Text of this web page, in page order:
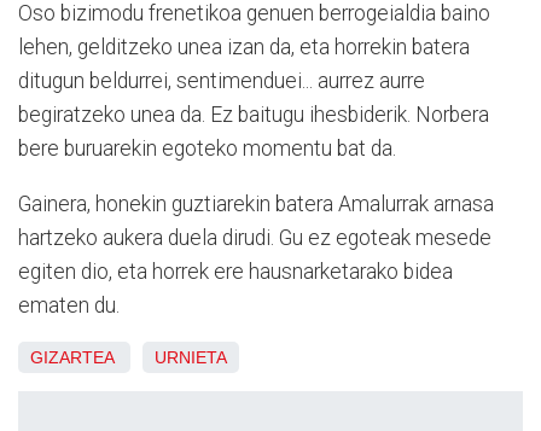
Oso bizimodu frenetikoa genuen berrogeialdia baino
lehen, gelditzeko unea izan da, eta horrekin batera
ditugun beldurrei, sentimenduei... aurrez aurre
begiratzeko unea da. Ez baitugu ihesbiderik. Norbera
bere buruarekin egoteko momentu bat da.
Gainera, honekin guztiarekin batera Amalurrak arnasa
hartzeko aukera duela dirudi. Gu ez egoteak mesede
egiten dio, eta horrek ere hausnarketarako bidea
ematen du.
GIZARTEA URNIETA